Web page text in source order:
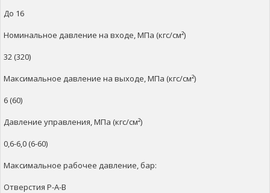
До 16
Номинальное давление на входе, МПа (кгс/см²)
32 (320)
Максимальное давление на выходе, МПа (кгс/см²)
6 (60)
Давление управления, МПа (кгс/см²)
0,6-6,0 (6-60)
Максимальное рабочее давление, бар:
Отверстия Р-А-В